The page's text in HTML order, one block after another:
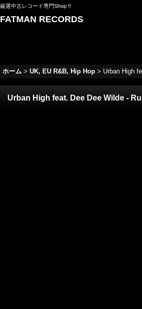
厳選中古レコード専門Shop !!
FATMAN RECORDS
ホーム > UK, EU R&B, Hip Hop > Urban High
Urban High feat. Dee Dee Wilde -